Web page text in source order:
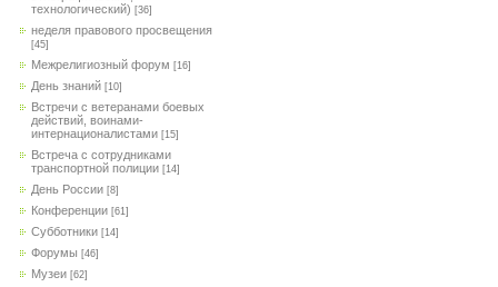
технологический) [36]
неделя правового просвещения
[45]
Межрелигиозный форум [16]
День знаний [10]
Встречи с ветеранами боевых
действий, воинами-
интернационалистами [15]
Встреча с сотрудниками
транспортной полиции [14]
День России [8]
Конференции [61]
Субботники [14]
Форумы [46]
Музеи [62]